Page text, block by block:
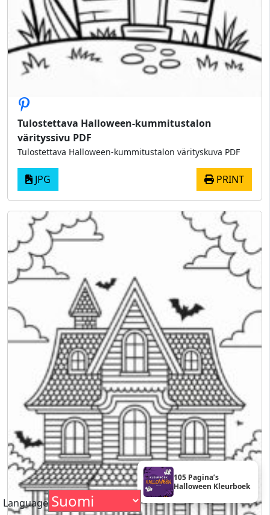
105 Pagina’s
Halloween Kleurboek
Tulostettava Halloween-kummitustalon
värityssivu PDF
Tulostettava Halloween-kummitustalon värityskuva PDF
JPG PRINT
Language